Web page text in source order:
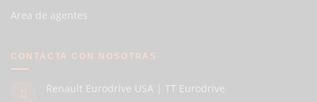
Area de agentes
CONTACTA CON NOSOTRAS
Renault Eurodrive USA | TT Eurodrive